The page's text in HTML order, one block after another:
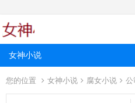
女神小说
您的位置 女神小说 腐女小说 公